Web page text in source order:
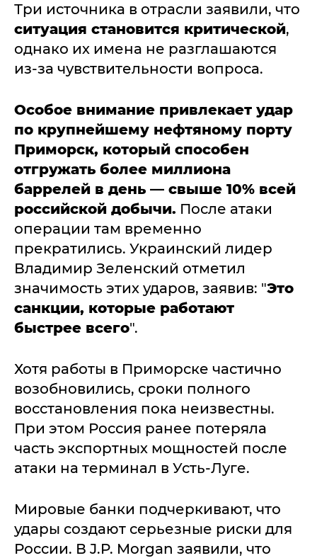
Три источника в отрасли заявили, что
ситуация становится критической,
однако их имена не разглашаются
из-за чувствительности вопроса.
Особое внимание привлекает удар
по крупнейшему нефтяному порту
Приморск, который способен
отгружать более миллиона
баррелей в день — свыше 10% всей
российской добычи. После атаки
операции там временно
прекратились. Украинский лидер
Владимир Зеленский отметил
значимость этих ударов, заявив: "Это
санкции, которые работают
быстрее всего".
Хотя работы в Приморске частично
возобновились, сроки полного
восстановления пока неизвестны.
При этом Россия ранее потеряла
часть экспортных мощностей после
атаки на терминал в Усть-Луге.
Мировые банки подчеркивают, что
удары создают серьезные риски для
России. В J.P. Morgan заявили, что